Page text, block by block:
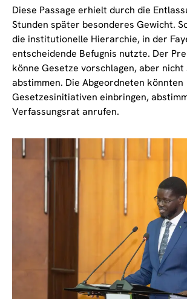
Diese Passage erhielt durch die
Stunden später besonderes Gewicht.
die institutionelle Hierarchie, in der
entscheidende Befugnis nutzte. Der
könne Gesetze vorschlagen, aber
abstimmen. Die Abgeordneten könnten
Gesetzesinitiativen einbringen,
Verfassungsrat anrufen.